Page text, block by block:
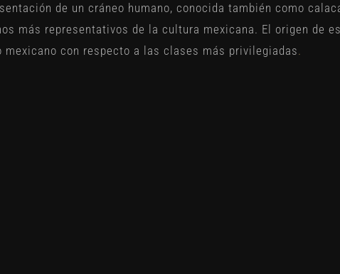
de un cráneo humano, conocida también como
más representativos de la cultura mexicana. El origen de
con respecto a las clases más privilegiadas.